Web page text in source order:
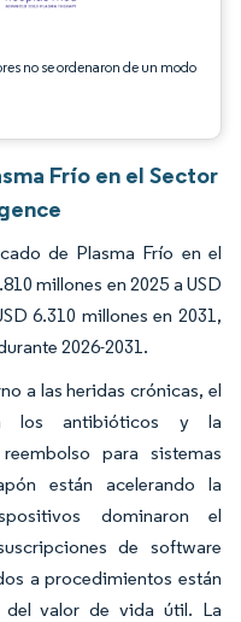
no se ordenaron de un modo
Frío en el Sector
de Plasma Frío en el
millones en 2025 a USD
6.310 millones en 2031,
2026-2031.
a las heridas crónicas, el
los antibióticos y la
para sistemas
están acelerando la
dominaron el
de software
a procedimientos están
del valor de vida útil. La